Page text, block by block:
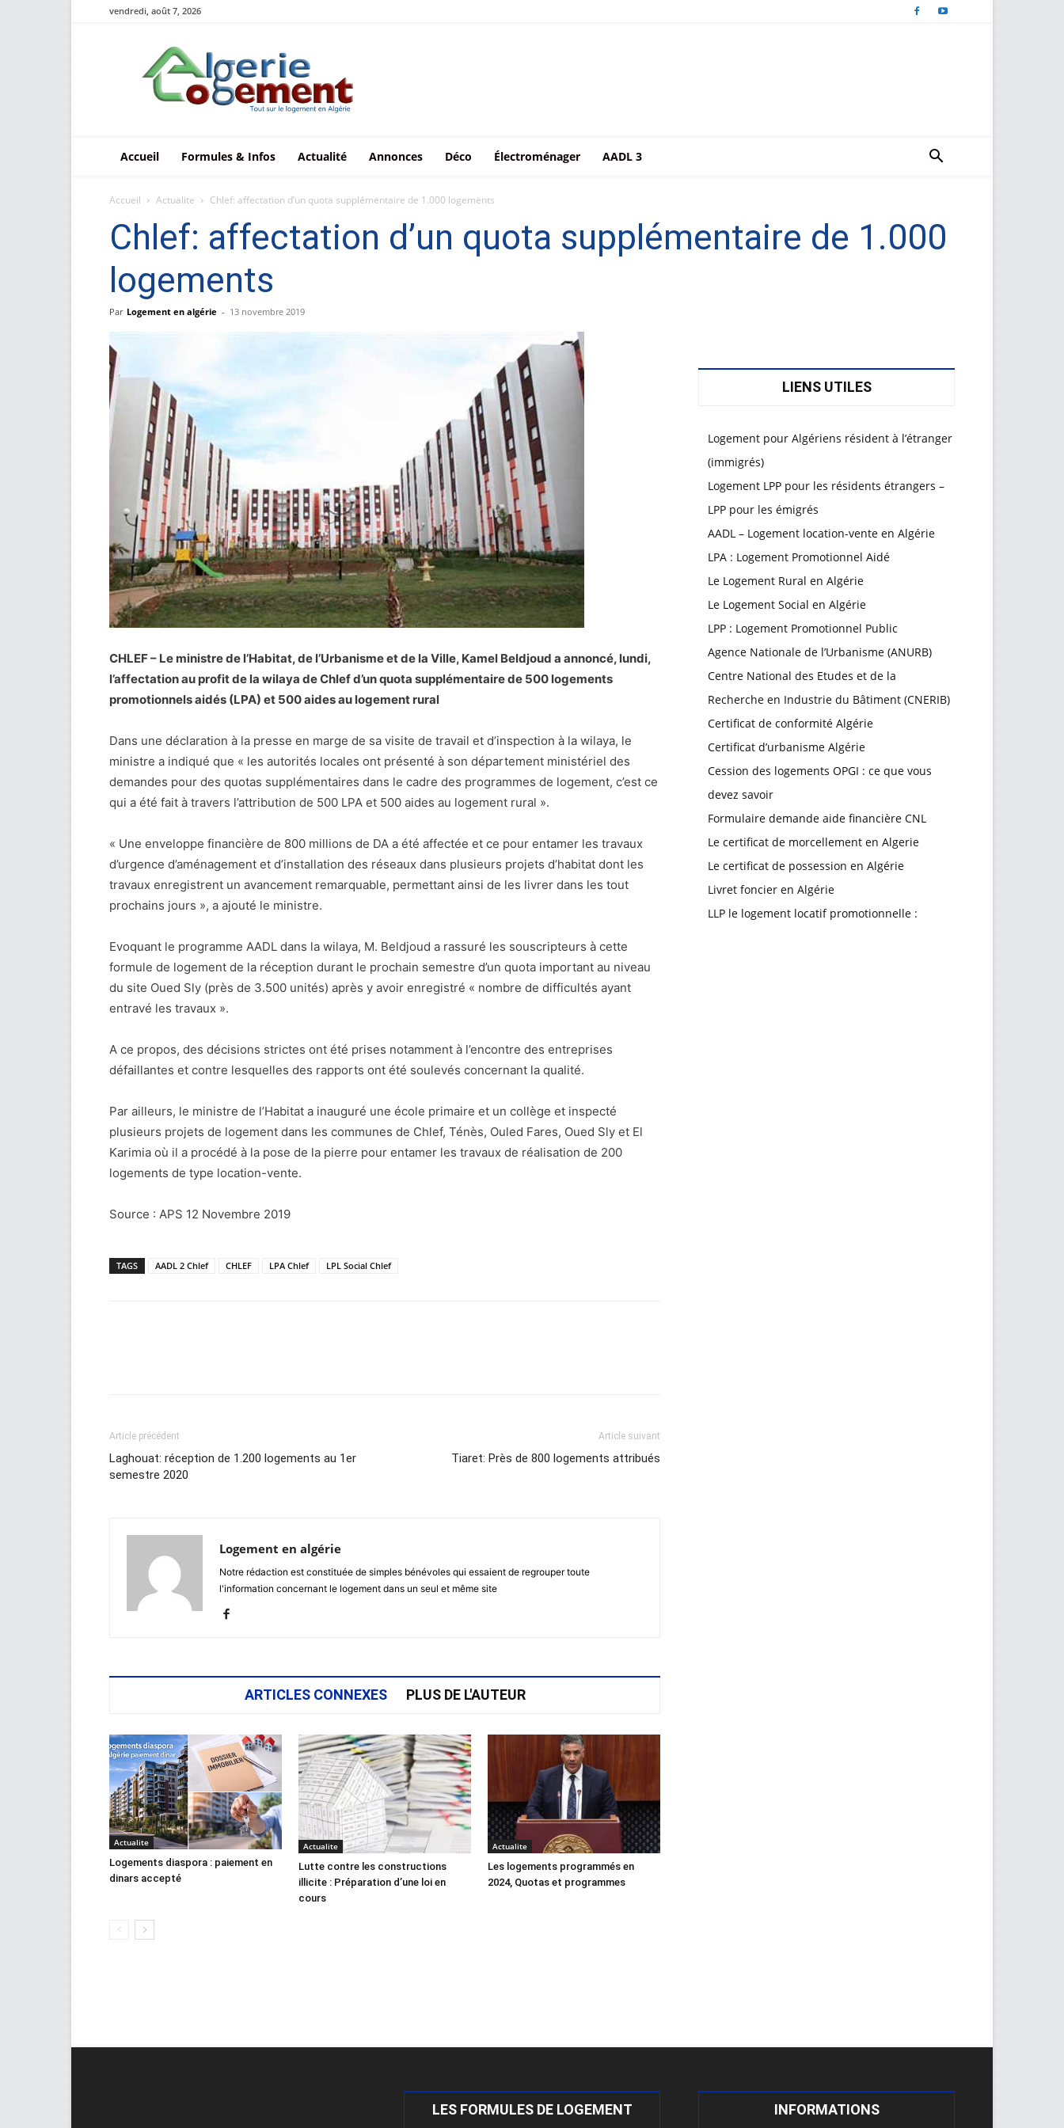
vendredi, août 7, 2026
Le
logement
en
Algérie
Accueil Formules & Infos Actualité Annonces Déco Électroménager AADL 3
Accueil Actualite Chlef: affectation d’un quota supplémentaire de 1.000 logements
Chlef: affectation d’un quota supplémentaire de 1.000
logements
Par Logement en algérie - 13 novembre 2019
CHLEF – Le ministre de l’Habitat, de l’Urbanisme et de la Ville, Kamel Beldjoud a annoncé, lundi,
l’affectation au profit de la wilaya de Chlef d’un quota supplémentaire de 500 logements
promotionnels aidés (LPA) et 500 aides au logement rural
Dans une déclaration à la presse en marge de sa visite de travail et d’inspection à la wilaya, le
ministre a indiqué que « les autorités locales ont présenté à son département ministériel des
demandes pour des quotas supplémentaires dans le cadre des programmes de logement, c’est ce
qui a été fait à travers l’attribution de 500 LPA et 500 aides au logement rural ».
« Une enveloppe financière de 800 millions de DA a été affectée et ce pour entamer les travaux
d’urgence d’aménagement et d’installation des réseaux dans plusieurs projets d’habitat dont les
travaux enregistrent un avancement remarquable, permettant ainsi de les livrer dans les tout
prochains jours », a ajouté le ministre.
Evoquant le programme AADL dans la wilaya, M. Beldjoud a rassuré les souscripteurs à cette
formule de logement de la réception durant le prochain semestre d’un quota important au niveau
du site Oued Sly (près de 3.500 unités) après y avoir enregistré « nombre de difficultés ayant
entravé les travaux ».
A ce propos, des décisions strictes ont été prises notamment à l’encontre des entreprises
défaillantes et contre lesquelles des rapports ont été soulevés concernant la qualité.
Par ailleurs, le ministre de l’Habitat a inauguré une école primaire et un collège et inspecté
plusieurs projets de logement dans les communes de Chlef, Ténès, Ouled Fares, Oued Sly et El
Karimia où il a procédé à la pose de la pierre pour entamer les travaux de réalisation de 200
logements de type location-vente.
Source : APS 12 Novembre 2019
TAGS AADL 2 Chlef CHLEF LPA Chlef LPL Social Chlef
Article précédent
Laghouat: réception de 1.200 logements au 1er
semestre 2020
Article suivant
Tiaret: Près de 800 logements attribués
Logement en algérie
Notre rédaction est constituée de simples bénévoles qui essaient de regrouper toute
l'information concernant le logement dans un seul et même site
ARTICLES CONNEXES PLUS DE L'AUTEUR
Actualite
Logements diaspora : paiement en
dinars accepté
Actualite
Lutte contre les constructions
illicite : Préparation d’une loi en
cours
Actualite
Les logements programmés en
2024, Quotas et programmes
LIENS UTILES
Logement pour Algériens résident à l’étranger
(immigrés)
Logement LPP pour les résidents étrangers –
LPP pour les émigrés
AADL – Logement location-vente en Algérie
LPA : Logement Promotionnel Aidé
Le Logement Rural en Algérie
Le Logement Social en Algérie
LPP : Logement Promotionnel Public
Agence Nationale de l’Urbanisme (ANURB)
Centre National des Etudes et de la
Recherche en Industrie du Bâtiment (CNERIB)
Certificat de conformité Algérie
Certificat d’urbanisme Algérie
Cession des logements OPGI : ce que vous
devez savoir
Formulaire demande aide financière CNL
Le certificat de morcellement en Algerie
Le certificat de possession en Algérie
Livret foncier en Algérie
LLP le logement locatif promotionnelle :
LES FORMULES DE LOGEMENT INFORMATIONS